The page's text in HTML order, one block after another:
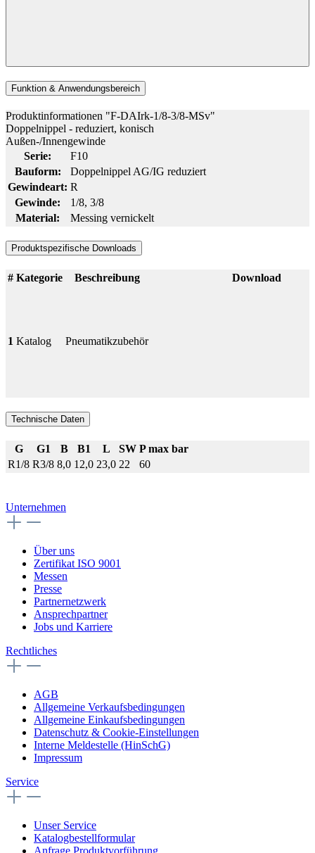
Funktion & Anwendungsbereich
Produktinformationen "F-DAIrk-1/8-3/8-MSv"
Doppelnippel - reduziert, konisch
Außen-/Innengewinde
Serie:
F10
Bauform:
Doppelnippel AG/IG reduziert
Gewindeart: R
Gewinde:
1/8, 3/8
Material:
Messing vernickelt
Produktspezifische Downloads
# Kategorie Beschreibung Download
1 Katalog Pneumatikzubehör
Technische Daten
G G1 B B1 L SW P max bar
R1/8 R3/8 8,0 12,0 23,0 22 60
Unternehmen
Über uns
Zertifikat ISO 9001
Messen
Presse
Partnernetzwerk
Ansprechpartner
Jobs und Karriere
Rechtliches
AGB
Allgemeine Verkaufsbedingungen
Allgemeine Einkaufsbedingungen
Datenschutz & Cookie-Einstellungen
Interne Meldestelle (HinSchG)
Impressum
Service
Unser Service
Katalogbestellformular
Anfrage Produktvorführung